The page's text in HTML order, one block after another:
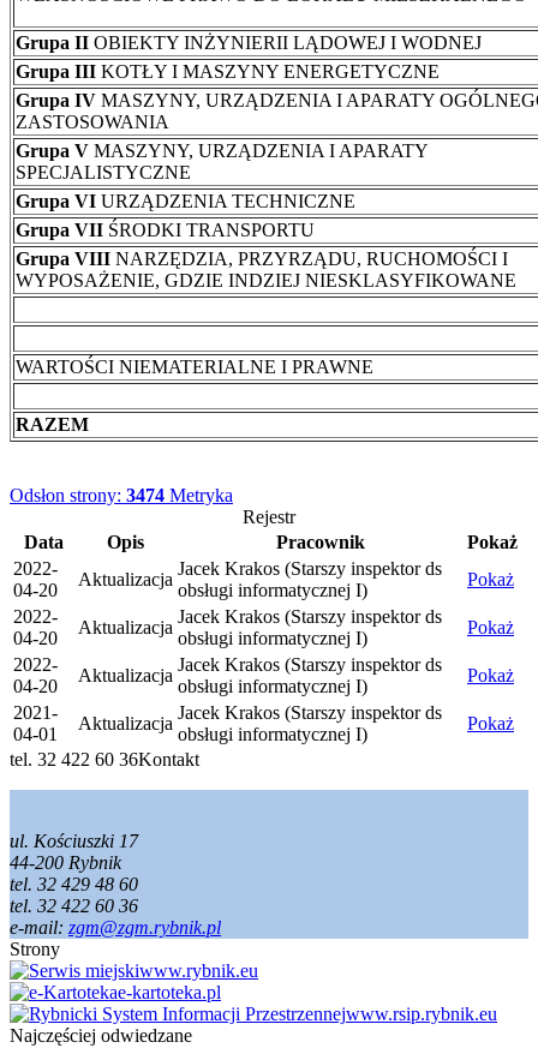
Grupa II OBIEKTY INŻYNIERII LĄDOWEJ I WODNEJ
Grupa III KOTŁY I MASZYNY ENERGETYCZNE
Grupa IV MASZYNY, URZĄDZENIA I APARATY
ZASTOSOWANIA
Grupa V MASZYNY, URZĄDZENIA I APARATY
SPECJALISTYCZNE
Grupa VI URZĄDZENIA TECHNICZNE
Grupa VII ŚRODKI TRANSPORTU
Grupa VIII NARZĘDZIA, PRZYRZĄDU, RUCHOMOŚCI I
WYPOSAŻENIE, GDZIE INDZIEJ NIESKLASYFIKOWANE
WARTOŚCI NIEMATERIALNE I PRAWNE
RAZEM
Odsłon strony: 3474 Metryka
Rejestr
Data
Opis Pracownik
Pokaż
2022-
04-20
Aktualizacja
Jacek Krakos (Starszy inspektor ds
obsługi informatycznej I)
Pokaż
2022-
04-20
Aktualizacja
Jacek Krakos (Starszy inspektor ds
obsługi informatycznej I)
Pokaż
2022-
04-20
Aktualizacja
Jacek Krakos (Starszy inspektor ds
obsługi informatycznej I)
Pokaż
2021-
04-01
Aktualizacja
Jacek Krakos (Starszy inspektor ds
obsługi informatycznej I)
Pokaż
tel. 32 422 60 36Kontakt
ul. Kościuszki 17
44-200 Rybnik
tel. 32 429 48 60
tel. 32 422 60 36
e-mail: zgm@zgm.rybnik.pl
Strony
www.rybnik.eu
e-kartoteka.pl
www.rsip.rybnik.eu
Najczęściej odwiedzane